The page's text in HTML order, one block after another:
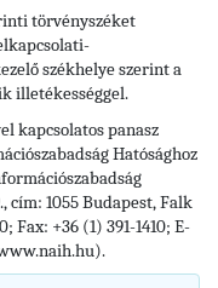
törvényszéket
székhelye szerint a
illetékességgel.
kapcsolatos panasz
Hatósághoz
cím: 1055 Budapest, Falk
Fax: +36 (1) 391-1410; E-